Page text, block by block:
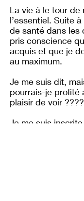
La vie à le tour de
l’essentiel. Suite
de santé dans les
pris conscience
acquis et que je
au maximum.
Je me suis dit,
pourrais-je profité
plaisir de voir ????
Je me suis